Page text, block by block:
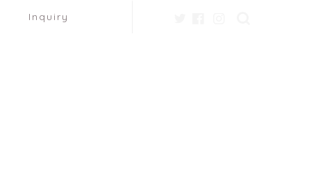
Inquiry